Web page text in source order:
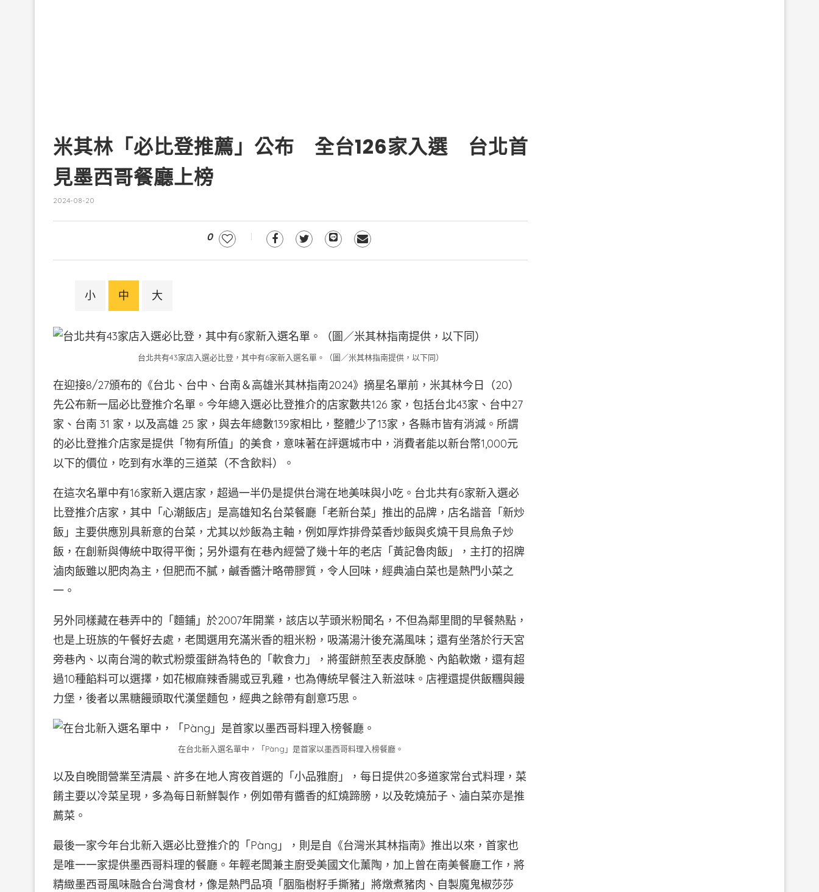
米其林「必比登推薦」公布 全台126家入選 台北首
見墨西哥餐廳上榜
2024-08-20
0
小 中 大
台北共有43家店入選必比登，其中有6家新入選名單。（圖／米其林指南提供，以下同）
在迎接8/27頒布的《台北、台中、台南＆高雄米其林指南2024》摘星名單前，米其林今日（20）
先公布新一屆必比登推介名單。今年總入選必比登推介的店家數共126 家，包括台北43家、台中27
家、台南 31 家，以及高雄 25 家，與去年總數139家相比，整體少了13家，各縣市皆有消減。所謂
的必比登推介店家是提供「物有所值」的美食，意味著在評選城市中，消費者能以新台幣1,000元
以下的價位，吃到有水準的三道菜（不含飲料）。
在這次名單中有16家新入選店家，超過一半仍是提供台灣在地美味與小吃。台北共有6家新入選必
比登推介店家，其中「心潮飯店」是高雄知名台菜餐廳「老新台菜」推出的品牌，店名諧音「新炒
飯」主要供應別具新意的台菜，尤其以炒飯為主軸，例如厚炸排骨菜香炒飯與炙燒干貝烏魚子炒
飯，在創新與傳統中取得平衡；另外還有在巷內經營了幾十年的老店「黃記魯肉飯」，主打的招牌
滷肉飯雖以肥肉為主，但肥而不膩，鹹香醬汁略帶膠質，令人回味，經典滷白菜也是熱門小菜之
一。
另外同樣藏在巷弄中的「麵鋪」於2007年開業，該店以芋頭米粉聞名，不但為鄰里間的早餐熱點，
也是上班族的午餐好去處，老闆選用充滿米香的粗米粉，吸滿湯汁後充滿風味；還有坐落於行天宮
旁巷內、以南台灣的軟式粉漿蛋餅為特色的「軟食力」，將蛋餅煎至表皮酥脆、內餡軟嫩，還有超
過10種餡料可以選擇，如花椒麻辣香腸或豆乳雞，也為傳統早餐注入新滋味。店裡還提供飯糰與饅
力堡，後者以黑糖饅頭取代漢堡麵包，經典之餘帶有創意巧思。
在台北新入選名單中，「Pàng」是首家以墨西哥料理入榜餐廳。
以及自晚間營業至清晨、許多在地人宵夜首選的「小品雅廚」，每日提供20多道家常台式料理，菜
餚主要以冷菜呈現，多為每日新鮮製作，例如帶有醬香的紅燒蹄膀，以及乾燒茄子、滷白菜亦是推
薦菜。
最後一家今年台北新入選必比登推介的「Pàng」，則是自《台灣米其林指南》推出以來，首家也
是唯一一家提供墨西哥料理的餐廳。年輕老闆兼主廚受美國文化薰陶，加上曾在南美餐廳工作，將
精緻墨西哥風味融合台灣食材，像是熱門品項「胭脂樹籽手撕豬」將燉煮豬肉、自製魔鬼椒莎莎